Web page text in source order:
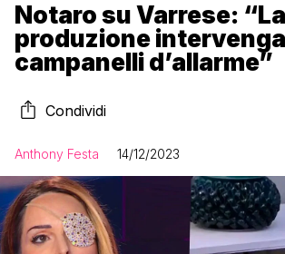
Notaro su Varrese: “La
produzione
campanelli d’allarme”
Condividi
Anthony Festa 14/12/2023